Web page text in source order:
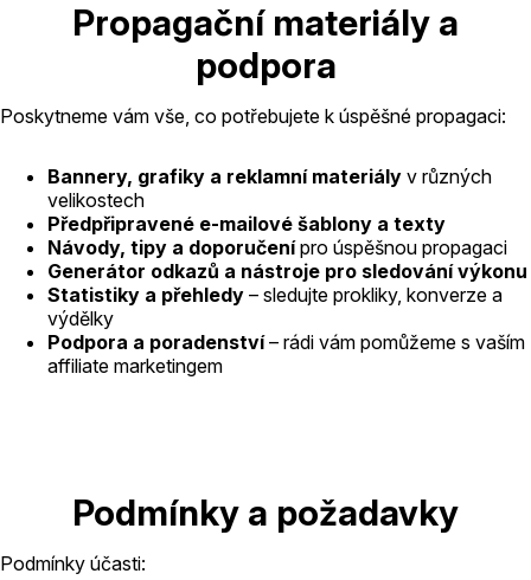
Propagační materiály a
podpora
Poskytneme vám vše, co potřebujete k úspěšné propagaci:
Bannery, grafiky a reklamní materiály v různých
velikostech
Předpřipravené e-mailové šablony a texty
Návody, tipy a doporučenípro úspěšnou propagaci
Generátor odkazů a nástroje pro sledování výkonu
Statistiky a přehledy – sledujte prokliky, konverze a
výdělky
Podpora a poradenství– rádi vám pomůžeme s vaším
affiliate marketingem
Podmínky a požadavky
Podmínky účasti: